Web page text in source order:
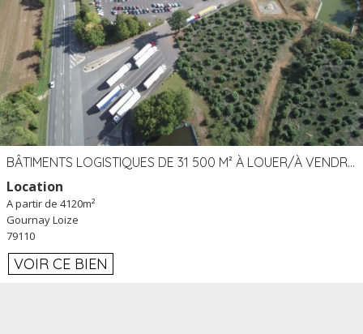
BÂTIMENTS LOGISTIQUES DE 31 500 M² À LOUER/À VENDRE SUR UN SITE DE 17 HA (79)
Location
A partir de 4120m²
Gournay Loize
79110
VOIR CE BIEN